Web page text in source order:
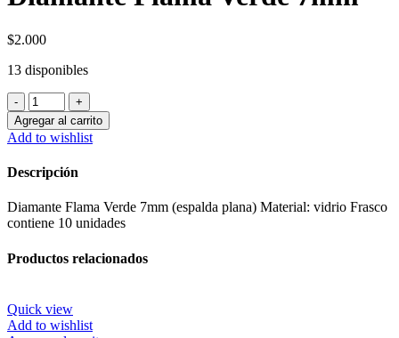
$2.000
13 disponibles
Diamante
Flama
Verde
7mm
cantidad
Agregar al carrito
Add to wishlist
Descripción
Diamante Flama Verde 7mm (espalda plana) Material: vidrio Frasco
contiene 10 unidades
Productos relacionados
Quick view
Add to wishlist